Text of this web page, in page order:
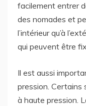
facilement entrer
des nomades et
l’intérieur qu’à
qui peuvent être
Il est aussi
pression. Certains
à haute pression.